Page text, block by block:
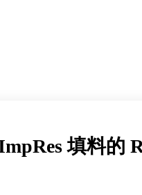
填料的